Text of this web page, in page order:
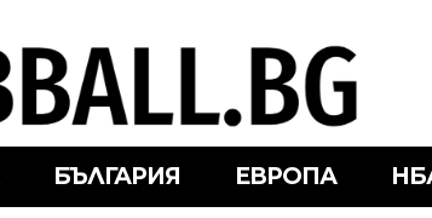
БЪЛГАРИЯ ЕВРОПА